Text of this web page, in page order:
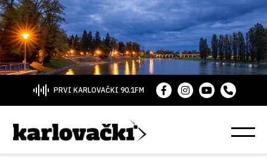
PRVI KARLOVAČKI 90.1FM